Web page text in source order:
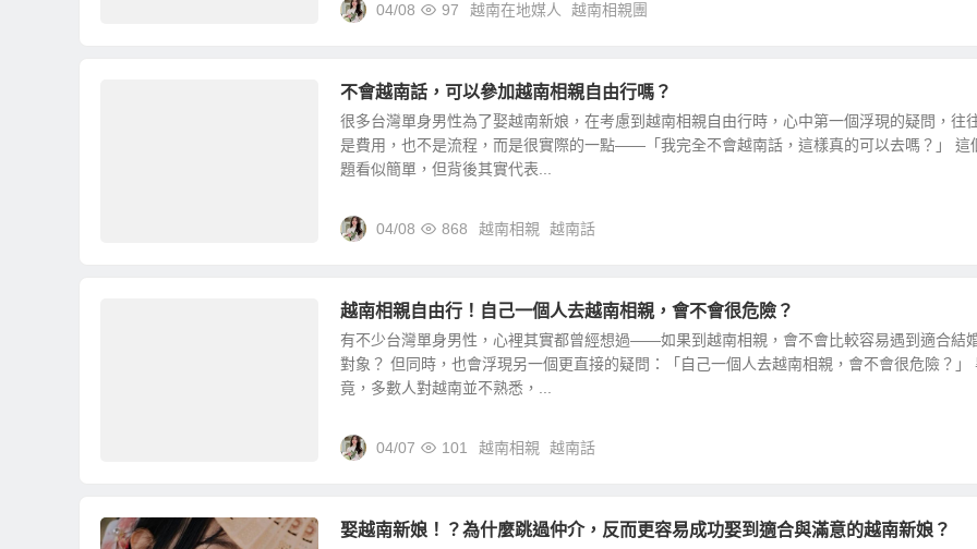
04/08 97 越南在地媒人 越南相親團
不會越南話，可以參加越南相親自由行嗎？
很多台灣單身男性為了娶越南新娘，在考慮到越南相親自由行時，心中第一個浮現的疑問，往
是費用，也不是流程，而是很實際的一點——「我完全不會越南話，這樣真的可以去嗎？」 這
題看似簡單，但背後其實代表...
04/08 868 越南相親 越南話
越南相親自由行！自己一個人去越南相親，會不會很危險？
有不少台灣單身男性，心裡其實都曾經想過——如果到越南相親，會不會比較容易遇到適合結
對象？ 但同時，也會浮現另一個更直接的疑問：「自己一個人去越南相親，會不會很危險？」
竟，多數人對越南並不熟悉，...
04/07 101 越南相親 越南話
娶越南新娘！？為什麼跳過仲介，反而更容易成功娶到適合與滿意的越南新娘？